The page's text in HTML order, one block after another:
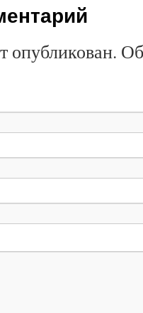
опубликован.